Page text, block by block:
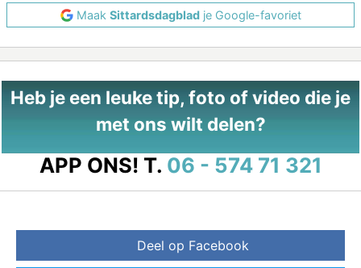
Maak Sittardsdagbladje Google-favoriet
Heb je een leuke tip, foto of video die je
met ons wilt delen?
APP ONS! T. 06 - 574 71 321
Deel op Facebook